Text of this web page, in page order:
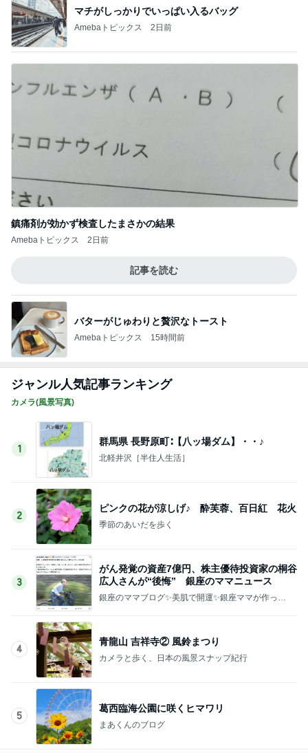
マチがしっかりでいっぱい入るバッグ
Amebaトピックス 2日前
鎮痛剤が効かず検査したまさかの結果
Amebaトピックス 2日前
記事を読む
バターがじゅわりと贅沢なトースト
Amebaトピックス 15時間前
ジャンル人気記事ランキング
カメラ(風景写真)
1
群馬県 長野原町∶【八ッ場ダム】・・♪
北軽井沢［半住人生活］
2
ピンクの花が涼しげ♪ 酔芙蓉、百日紅 花火
季節のあいだを歩く
3
がん発覚の資産7億円、株主優待投資家の桐谷
広人さんが“後悔” 銀座のママニュース
銀座のママブログ✨美肌で開運✨銀座ママが作った
4
青龍山 吉祥寺② 風鈴まつり
カメラと歩く、日本の風景スナップ紀行
5
葛西臨海公園に咲くヒマワリ
まあくんのブログ